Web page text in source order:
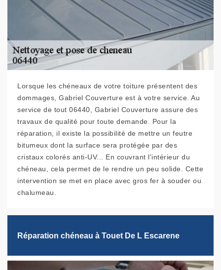
Lorsque les chéneaux de votre toiture présentent des
dommages, Gabriel Couverture est à votre service. Au
service de tout 06440, Gabriel Couverture assure des
travaux de qualité pour toute demande. Pour la
réparation, il existe la possibilité de mettre un feutre
bitumeux dont la surface sera protégée par des
cristaux colorés anti-UV... En couvrant l'intérieur du
chéneau, cela permet de le rendre un peu solide. Cette
intervention se met en place avec gros fer à souder ou
chalumeau.
Réparation chéneau à Touet De L Escarene